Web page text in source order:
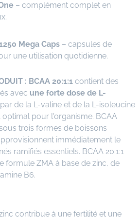
– complément complet en
Mega Caps – capsules de
une utilisation quotidienne.
: BCAA 20:1:1 contient des
avec une forte dose de L-
de la L-valine et de la L-isoleucine
optimal pour l'organisme. BCAA
trois formes de boissons
immédiatement le
ramifiés essentiels. BCAA 20:1:1
formule ZMA à base de zinc, de
B6.
contribue à une fertilité et une